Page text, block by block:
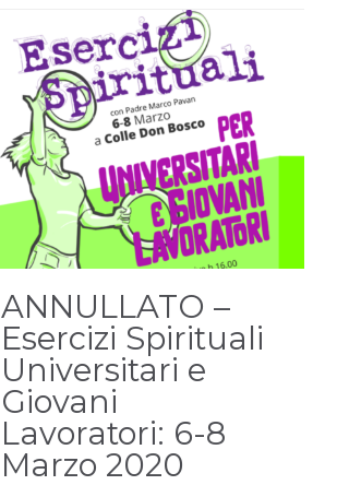
ANNULLATO –
Esercizi Spirituali
Universitari e
Giovani
Lavoratori: 6-8
Marzo 2020